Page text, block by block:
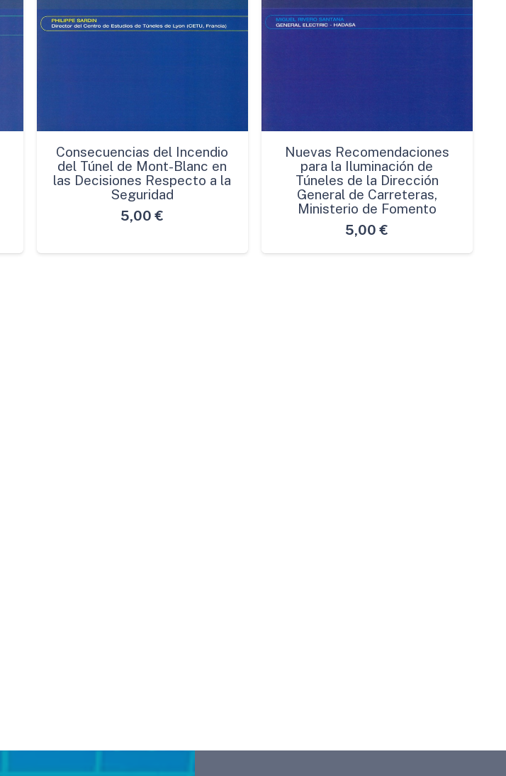
Consecuencias del Incendio
del Túnel de Mont-Blanc en
las Decisiones Respecto a la
Seguridad
5,00 €
Nuevas Recomendaciones
para la Iluminación de
Túneles de la Dirección
General de Carreteras,
Ministerio de Fomento
5,00 €